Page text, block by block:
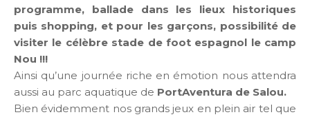
programme, ballade dans les lieux historiques
puis shopping, et pour les garçons, possibilité de
visiter le célèbre stade de foot espagnol le camp
Nou !!!
Ainsi qu’une journée riche en émotion nous attendra
aussi au parc aquatique de PortAventura de Salou.
Bien évidemment nos grands jeux en plein air tel que